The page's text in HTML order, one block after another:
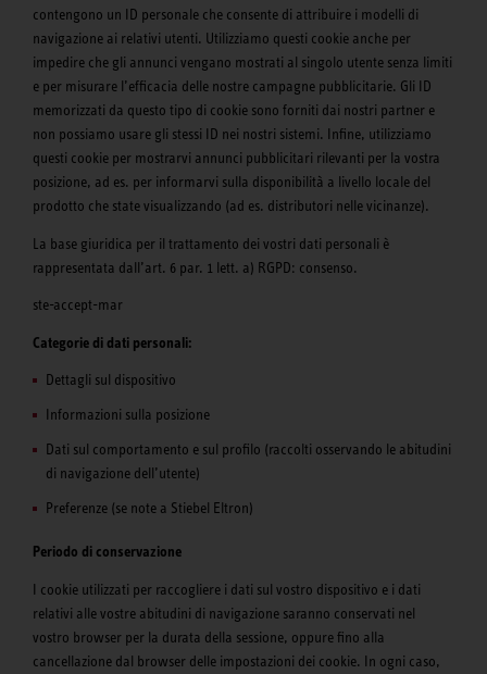
contengono un ID personale che consente di attribuire i modelli di
navigazione ai relativi utenti. Utilizziamo questi cookie anche per
impedire che gli annunci vengano mostrati al singolo utente senza limiti
e per misurare l’efficacia delle nostre campagne pubblicitarie. Gli ID
memorizzati da questo tipo di cookie sono forniti dai nostri partner e
non possiamo usare gli stessi ID nei nostri sistemi. Infine, utilizziamo
questi cookie per mostrarvi annunci pubblicitari rilevanti per la vostra
posizione, ad es. per informarvi sulla disponibilità a livello locale del
prodotto che state visualizzando (ad es. distributori nelle vicinanze).
La base giuridica per il trattamento dei vostri dati personali è
rappresentata dall’art. 6 par. 1 lett. a) RGPD: consenso.
ste-accept-mar
Categorie di dati personali:
Dettagli sul dispositivo
Informazioni sulla posizione
Dati sul comportamento e sul profilo (raccolti osservando le abitudini
di navigazione dell’utente)
Preferenze (se note a Stiebel Eltron)
Periodo di conservazione
I cookie utilizzati per raccogliere i dati sul vostro dispositivo e i dati
relativi alle vostre abitudini di navigazione saranno conservati nel
vostro browser per la durata della sessione, oppure fino alla
cancellazione dal browser delle impostazioni dei cookie. In ogni caso,